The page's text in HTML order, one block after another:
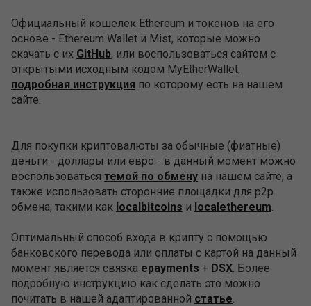
Официальный кошелек Ethereum и токенов на его
основе - Ethereum Wallet и Mist, которые можно
скачать с их GitHub, или воспользоваться сайтом с
открытыми исходным кодом MyEtherWallet,
подробная инструкция по которому есть на нашем
сайте.
Для покупки криптовалюты за обычные (фиатные)
деньги - доллары или евро - в данный момент можно
воспользоваться темой по обмену на нашем сайте, а
также использовать сторонние площадки для p2p
обмена, такими как localbitcoins и localethereum.
Оптимальный способ входа в крипту с помощью
банковского перевода или оплаты с картой на данный
момент является связка epayments + DSX. Более
подробную инструкцию как сделать это можно
почитать в нашей адаптированной статье.